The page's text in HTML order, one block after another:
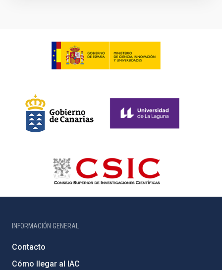
INFORMACIÓN GENERAL
Contacto
Cómo llegar al IAC